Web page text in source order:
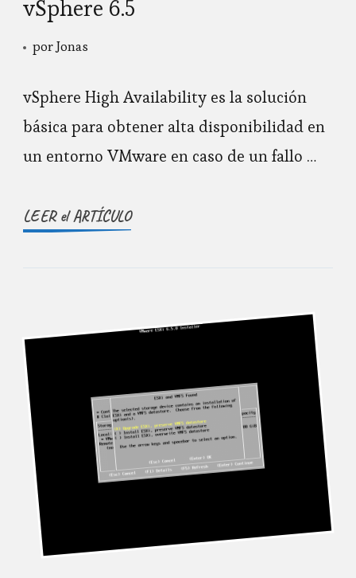
vSphere 6.5
porJonas
vSphere High Availability es la solución
básica para obtener alta disponibilidad en
un entorno VMware en caso de un fallo …
LEER el ARTÍCULO